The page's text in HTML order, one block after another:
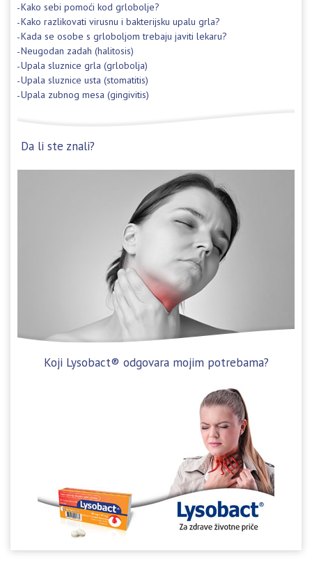
Kako sebi pomoći kod grlobolje?
Kako razlikovati virusnu i bakterijsku upalu grla?
Kada se osobe s grloboljom trebaju javiti lekaru?
Neugodan zadah (halitosis)
Upala sluznice grla (grlobolja)
Upala sluznice usta (stomatitis)
Upala zubnog mesa (gingivitis)
Da li ste znali?
Koji Lysobact® odgovara mojim potrebama?